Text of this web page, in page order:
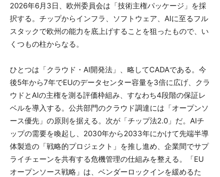
2026年6月3日、欧州委員会は「技術主権パッケージ」を採
択する。チップからインフラ、ソフトウェア、AIに至るフル
スタックで欧州の能力を底上げすることを狙ったもので、い
くつもの柱からなる。
ひとつは「クラウド・AI開発法」、略してCADAである。今
後5年から7年でEUのデータセンター容量を3倍に広げ、クラ
ウドとAIの主権を測る評価枠組み、すなわち4段階の保証レ
ベルを導入する。公共部門のクラウド調達には「オープンソ
ース優先」の原則を据える。次が「チップ法2.0」だ。AIチ
ップの需要を喚起し、2030年から2033年にかけて先端半導
体製造の「戦略的プロジェクト」を推し進め、企業間でサプ
ライチェーンを共有する危機管理の仕組みを整える。「EU
オープンソース戦略」は、ベンダーロックインを緩めるた